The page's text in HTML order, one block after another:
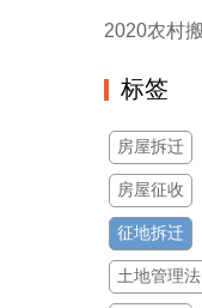
标签
房屋拆迁
房屋征收
征地拆迁
土地管理法